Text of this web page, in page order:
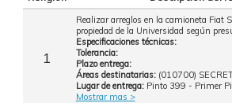
1
Realizar arreglos en la camioneta Fiat
propiedad de la Universidad según
Especificaciones técnicas:
Tolerancia:
Plazo entrega:
Áreas destinatarias: (010700)
Lugar de entrega: Pinto 399 - Primer
Mostrar mas >